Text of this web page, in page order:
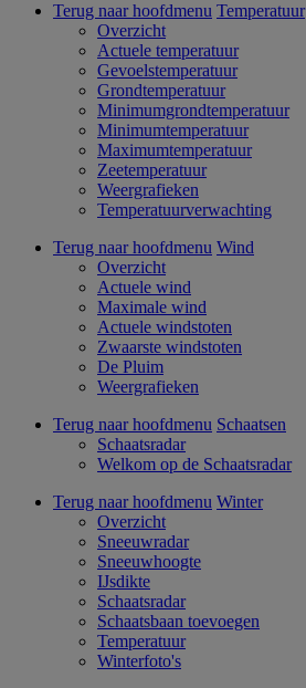
Terug naar hoofdmenu Temperatuur
Overzicht
Actuele temperatuur
Gevoelstemperatuur
Grondtemperatuur
Minimumgrondtemperatuur
Minimumtemperatuur
Maximumtemperatuur
Zeetemperatuur
Weergrafieken
Temperatuurverwachting
Terug naar hoofdmenu Wind
Overzicht
Actuele wind
Maximale wind
Actuele windstoten
Zwaarste windstoten
De Pluim
Weergrafieken
Terug naar hoofdmenu Schaatsen
Schaatsradar
Welkom op de Schaatsradar
Terug naar hoofdmenu Winter
Overzicht
Sneeuwradar
Sneeuwhoogte
IJsdikte
Schaatsradar
Schaatsbaan toevoegen
Temperatuur
Winterfoto's